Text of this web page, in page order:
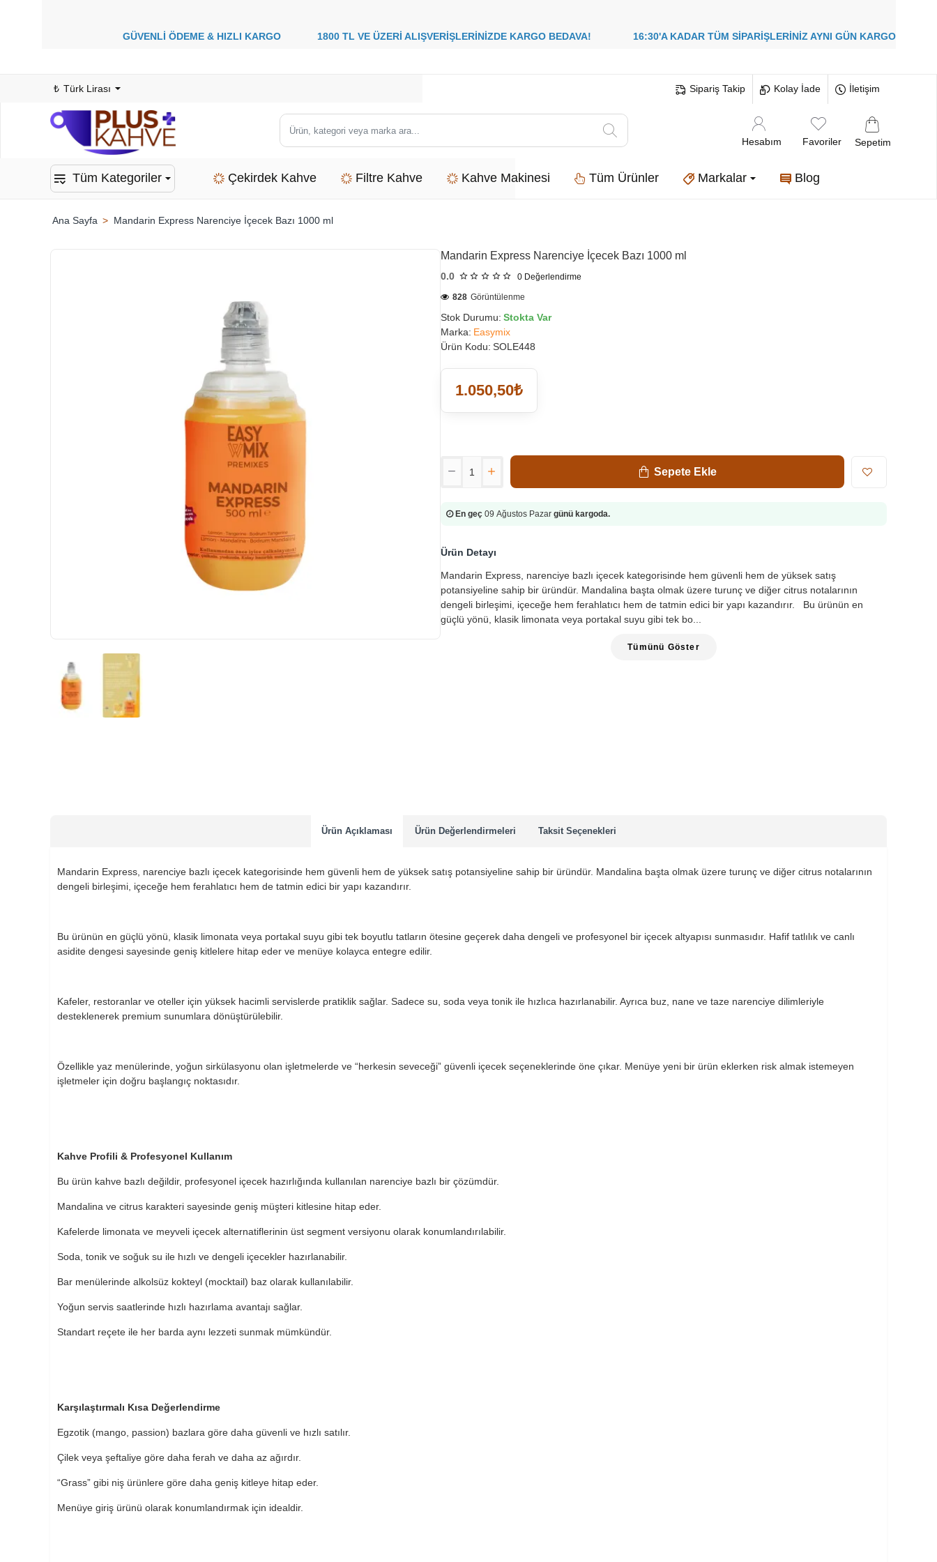
GÜVENLİ ÖDEME & HIZLI KARGO 1800 TL VE ÜZERİ ALIŞVERİŞLERİNİZDE KARGO BEDAVA! 16:30'A KADAR TÜM SİPARİŞLERİNİZ AYNI GÜN KARGO
₺ Türk Lirası Sipariş Takip Kolay İade İletişim
Ürün,
kategori
marka
Hesabım Favoriler Sepetim
Tüm Kategoriler Çekirdek Kahve Filtre Kahve Kahve Makinesi Tüm Ürünler Markalar Blog
Mandarin Express Narenciye İçecek Bazı 1000 ml
Mandarin Express Narenciye İçecek Bazı 1000 ml
0.0 0 Değerlendirme
Stok Durumu: Stokta Var
Marka: Easymix
Ürün Kodu: SOLE448
828 Görüntülenme
1.050,50₺
Sepete Ekle
Ürün Detayı
Mandarin Express, narenciye bazlı içecek kategorisinde hem güvenli hem de yüksek satış
potansiyeline sahip bir üründür. Mandalina başta olmak üzere turunç ve diğer citrus notalarının
dengeli birleşimi, içeceğe hem ferahlatıcı hem de tatmin edici bir yapı kazandırır. Bu ürünün en
güçlü yönü, klasik limonata veya portakal suyu gibi tek bo...
Tümünü Göster
En geç 09 Ağustos Pazar günü kargoda.
Ürün Açıklaması Ürün Değerlendirmeleri Taksit Seçenekleri
Mandarin Express, narenciye bazlı içecek kategorisinde hem güvenli hem de yüksek satış potansiyeline sahip bir üründür. Mandalina başta olmak üzere turunç ve diğer citrus notalarının
dengeli birleşimi, içeceğe hem ferahlatıcı hem de tatmin edici bir yapı kazandırır.
Bu ürünün en güçlü yönü, klasik limonata veya portakal suyu gibi tek boyutlu tatların ötesine geçerek daha dengeli ve profesyonel bir içecek altyapısı sunmasıdır. Hafif tatlılık ve canlı
asidite dengesi sayesinde geniş kitlelere hitap eder ve menüye kolayca entegre edilir.
Kafeler, restoranlar ve oteller için yüksek hacimli servislerde pratiklik sağlar. Sadece su, soda veya tonik ile hızlıca hazırlanabilir. Ayrıca buz, nane ve taze narenciye dilimleriyle
desteklenerek premium sunumlara dönüştürülebilir.
Özellikle yaz menülerinde, yoğun sirkülasyonu olan işletmelerde ve “herkesin seveceği” güvenli içecek seçeneklerinde öne çıkar. Menüye yeni bir ürün eklerken risk almak istemeyen
işletmeler için doğru başlangıç noktasıdır.
Kahve Profili & Profesyonel Kullanım
Bu ürün kahve bazlı değildir, profesyonel içecek hazırlığında kullanılan narenciye bazlı bir çözümdür.
Mandalina ve citrus karakteri sayesinde geniş müşteri kitlesine hitap eder.
Kafelerde limonata ve meyveli içecek alternatiflerinin üst segment versiyonu olarak konumlandırılabilir.
Soda, tonik ve soğuk su ile hızlı ve dengeli içecekler hazırlanabilir.
Bar menülerinde alkolsüz kokteyl (mocktail) baz olarak kullanılabilir.
Yoğun servis saatlerinde hızlı hazırlama avantajı sağlar.
Standart reçete ile her barda aynı lezzeti sunmak mümkündür.
Karşılaştırmalı Kısa Değerlendirme
Egzotik (mango, passion) bazlara göre daha güvenli ve hızlı satılır.
Çilek veya şeftaliye göre daha ferah ve daha az ağırdır.
“Grass” gibi niş ürünlere göre daha geniş kitleye hitap eder.
Menüye giriş ürünü olarak konumlandırmak için idealdir.